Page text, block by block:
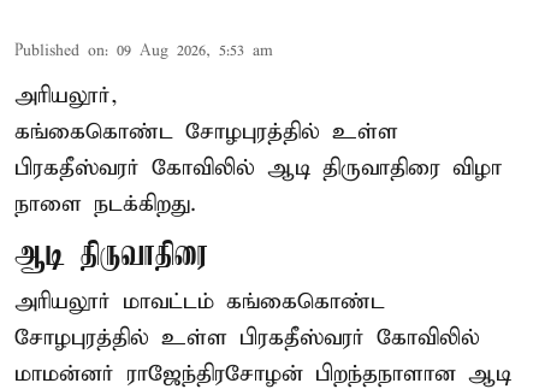
Published on: 09 Aug 2026, 5:53 am
அரியலூர்,
கங்கைகொண்ட சோழபுரத்தில் உள்ள
பிரகதீஸ்வரர் கோவிலில் ஆடி திருவாதிரை விழா
நாளை நடக்கிறது.
ஆடி திருவாதிரை
அரியலூர் மாவட்டம் கங்கைகொண்ட
சோழபுரத்தில் உள்ள பிரகதீஸ்வரர் கோவிலில்
மாமன்னர் ராஜேந்திரசோழன் பிறந்தநாளான ஆடி